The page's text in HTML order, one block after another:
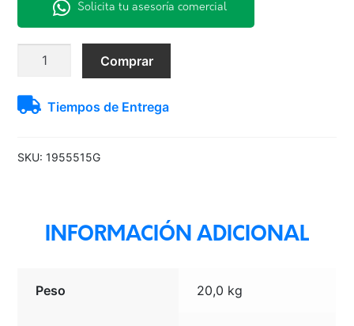
Solicita tu asesoría comercial
195/55R15
GOODYEAR
Comprar
Tiempos de Entrega
SKU:1955515G
INFORMACIÓN ADICIONAL
Peso 20,0 kg